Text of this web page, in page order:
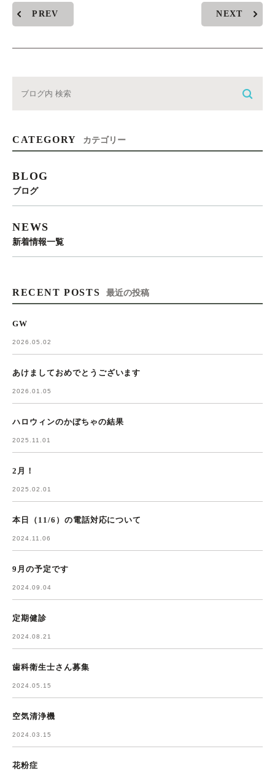
PREV NEXT
CATEGORY カテゴリー
BLOG
ブログ
NEWS
新着情報一覧
RECENT POSTS 最近の投稿
GW
2026.05.02
あけましておめでとうございます
2026.01.05
ハロウィンのかぼちゃの結果
2025.11.01
2月！
2025.02.01
本日（11/6）の電話対応について
2024.11.06
9月の予定です
2024.09.04
定期健診
2024.08.21
歯科衛生士さん募集
2024.05.15
空気清浄機
2024.03.15
花粉症